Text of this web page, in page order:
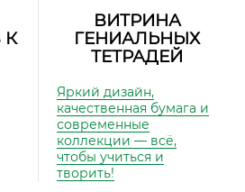
К
ВИТРИНА
ГЕНИАЛЬНЫХ
ТЕТРАДЕЙ
Яркий дизайн,
качественная бумага и
современные
коллекции — всё,
чтобы учиться и
творить!